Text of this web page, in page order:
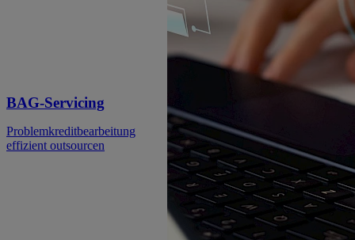
BAG-Servicing
Problemkreditbearbeitung
effizient outsourcen